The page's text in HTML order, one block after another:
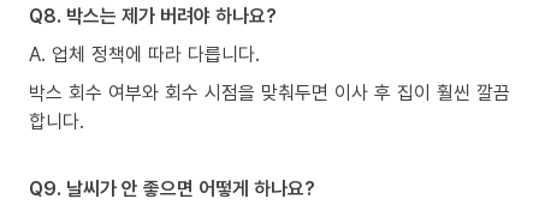
Q8. 박스는 제가 버려야 하나요?
A. 업체 정책에 따라 다릅니다.
박스 회수 여부와 회수 시점을 맞춰두면 이사 후 집이 훨씬 깔끔
합니다.
Q9. 날씨가 안 좋으면 어떻게 하나요?